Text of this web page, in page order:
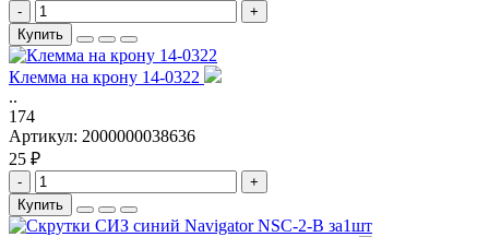
-
+
Купить
Клемма на крону 14-0322
..
174
Артикул: 2000000038636
25 ₽
-
+
Купить